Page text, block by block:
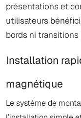
présentations et
utilisateurs
bords ni
Installation
magnétique
Le système de